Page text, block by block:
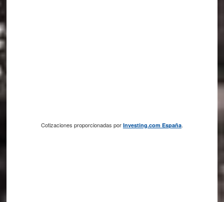
Cotizaciones proporcionadas por Investing.com España.